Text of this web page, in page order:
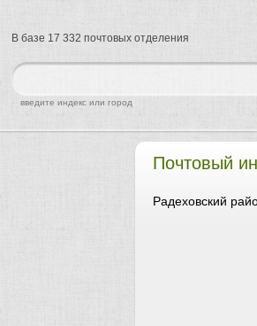
Почтовый
Радеховский
найти
введите индекс или город
В базе 17 332 почтовых отделения